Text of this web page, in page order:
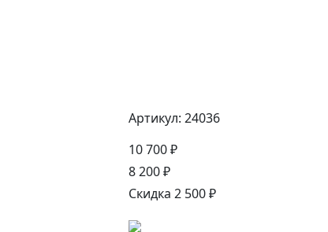
Артикул: 24036
10 700 ₽
8 200 ₽
Скидка 2 500 ₽